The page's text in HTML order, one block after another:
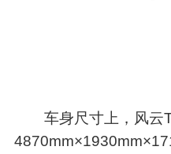
车身尺寸上，风云